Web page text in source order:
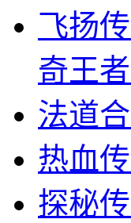
飞扬
奇王
法道
热血
探秘